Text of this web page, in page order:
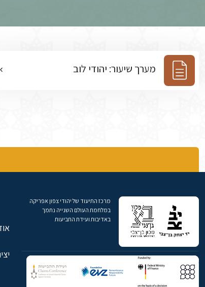
מערך שיעור: יהודי לוב
מרכז התיעוד של יהודי צפון אפריקה
במלחמת העולם השנייה נתמך
באדיבות ועידת התביעות